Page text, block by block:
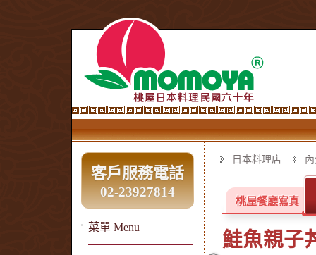
客戶服務電話
02-23927814
菜單 Menu
日本料理店
桃屋餐廳寫真
鮭魚親子